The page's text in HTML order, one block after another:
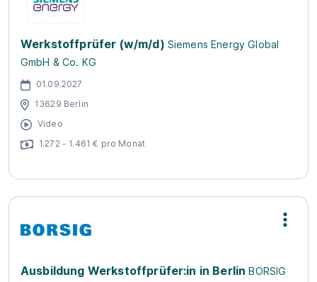
Werkstoffprüfer (w/m/d) Siemens Energy Global
GmbH & Co. KG
01.09.2027
13629 Berlin
Video
1.272 - 1.461 € pro Monat
Ausbildung Werkstoffprüfer:in in Berlin BORSIG